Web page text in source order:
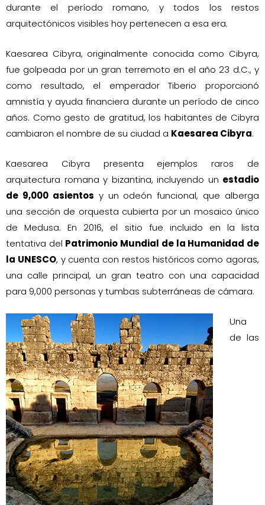
durante el período romano, y todos los restos
arquitectónicos visibles hoy pertenecen a esa era.
Kaesarea Cibyra, originalmente conocida como Cibyra,
fue golpeada por un gran terremoto en el año 23 d.C., y
como resultado, el emperador Tiberio proporcionó
amnistía y ayuda financiera durante un período de cinco
años. Como gesto de gratitud, los habitantes de Cibyra
cambiaron el nombre de su ciudad a Kaesarea Cibyra.
Kaesarea Cibyra presenta ejemplos raros de
arquitectura romana y bizantina, incluyendo un estadio
de 9,000 asientos y un odeón funcional, que alberga
una sección de orquesta cubierta por un mosaico único
de Medusa. En 2016, el sitio fue incluido en la lista
tentativa del Patrimonio Mundial de la Humanidad de
la UNESCO, y cuenta con restos históricos como agoras,
una calle principal, un gran teatro con una capacidad
para 9,000 personas y tumbas subterráneas de cámara.
Una
de las